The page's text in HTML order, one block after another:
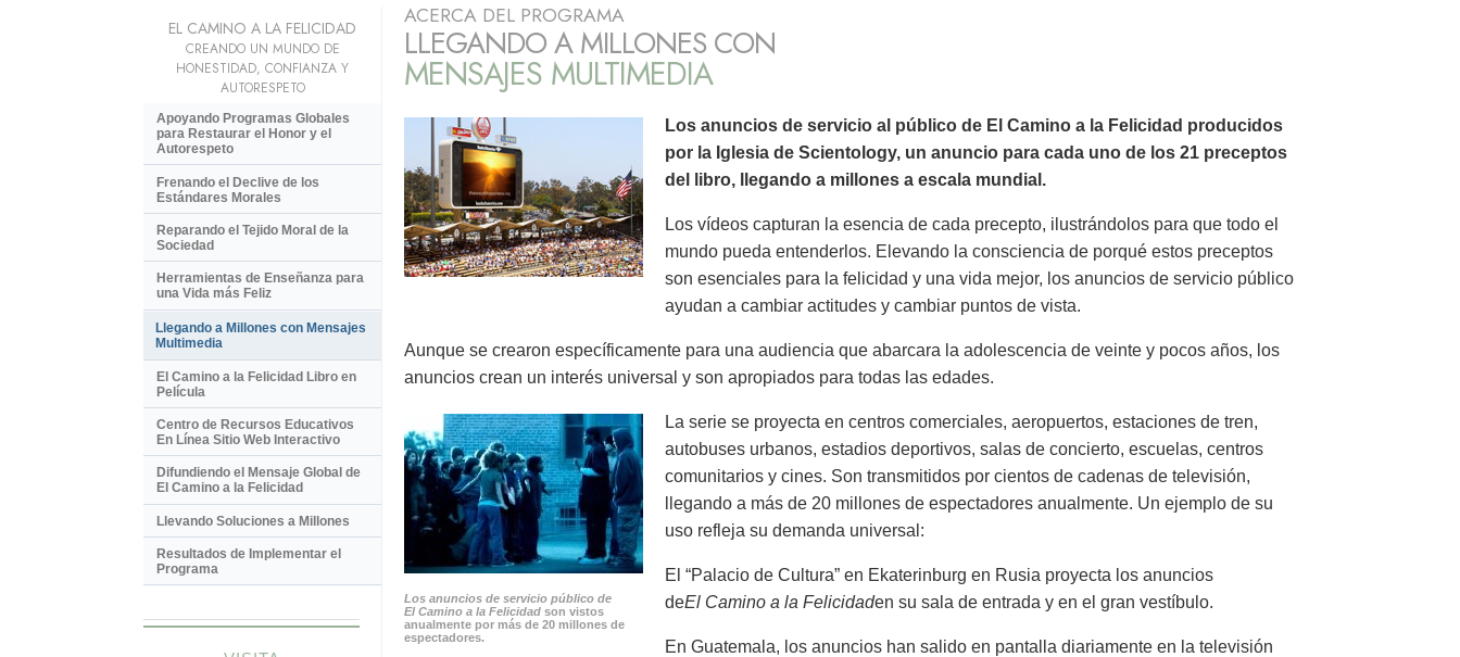
ACERCA DEL PROGRAMA
LLEGANDO A MILLONES CON
MENSAJES MULTIMEDIA
Los anuncios de servicio al público de El Camino a la Felicidad producidos
por la Iglesia de Scientology, un anuncio para cada uno de los 21 preceptos
del libro, llegando a millones a escala mundial.
Los vídeos capturan la esencia de cada precepto, ilustrándolos para que todo el
mundo pueda entenderlos. Elevando la consciencia de porqué estos preceptos
son esenciales para la felicidad y una vida mejor, los anuncios de servicio público
ayudan a cambiar actitudes y cambiar puntos de vista.
Aunque se crearon específicamente para una audiencia que abarcara la adolescencia de veinte y pocos años, los
anuncios crean un interés universal y son apropiados para todas las edades.
Los anuncios de servicio público de
El Camino a la Felicidad son vistos
anualmente por más de 20 millones de
espectadores.
La serie se proyecta en centros comerciales, aeropuertos, estaciones de tren,
autobuses urbanos, estadios deportivos, salas de concierto, escuelas, centros
comunitarios y cines. Son transmitidos por cientos de cadenas de televisión,
llegando a más de 20 millones de espectadores anualmente. Un ejemplo de su
uso refleja su demanda universal:
El “Palacio de Cultura” en Ekaterinburg en Rusia proyecta los anuncios
deEl Camino a la Felicidaden su sala de entrada y en el gran vestíbulo.
En Guatemala, los anuncios han salido en pantalla diariamente en la televisión
EL CAMINO A LA FELICIDAD
CREANDO UN MUNDO DE
HONESTIDAD, CONFIANZA Y
AUTORESPETO
Apoyando Programas Globales
para Restaurar el Honor y el
Autorespeto
Frenando el Declive de los
Estándares Morales
Reparando el Tejido Moral de la
Sociedad
Herramientas de Enseñanza para
una Vida más Feliz
Llegando a Millones con Mensajes
Multimedia
El Camino a la Felicidad Libro en
Película
Centro de Recursos Educativos
En Línea Sitio Web Interactivo
Difundiendo el Mensaje Global de
El Camino a la Felicidad
Llevando Soluciones a Millones
Resultados de Implementar el
Programa